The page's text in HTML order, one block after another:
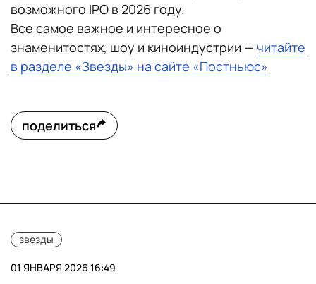
возможного IPO в 2026 году.
Все самое важное и интересное о
знаменитостях, шоу и киноиндустрии — читайте
в разделе «Звезды» на сайте «Постньюс»
поделиться
звезды
01 ЯНВАРЯ 2026 16:49